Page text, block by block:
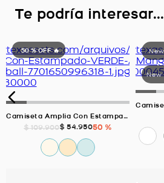
Te podría interesar...
50 % OFF 🔥
Camiseta Amplia Con Estampado, Color VERDE AGUA Para Mujer
$ 109.900$ 54.95050 %